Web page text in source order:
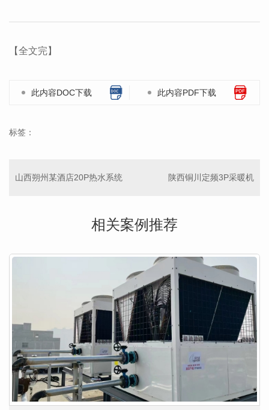
【全文完】
此内容DOC下载 此内容PDF下载
标签：
山西朔州某酒店20P热水系统 陕西铜川定频3P采暖机
相关案例推荐